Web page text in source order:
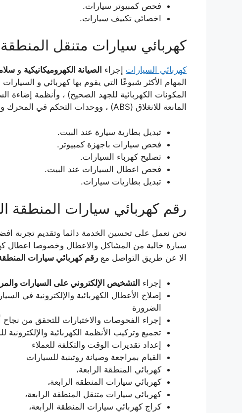
فحص كمبيوتر سيارات.
اخصائي تكييف سيارات.
كهربائي سيارات متنقل المنطقة
كهربائي السيارات إجراء الصيانة الكهروميكانيكية و
المهام الأكثر شيوعًا التي يقوم بها كهربائي و
المكونات الكهربائية للجهد الصحيح) ، وأنظمة إضاءة
المانعة للانغلاق (ABS) ، ووحدات التحكم في المحرك والدوائر ، وعلى المكونات المحوسبة الأخرى.
تبديل بطارية سيارة عند البيت.
فحص سيارات باجهزة كمبيوتر.
تصليح كهرباء السيارات.
فحص اعطال السيارات عند البيت.
تبديل بطاريات سيارات.
رقم كهربائي سيارات المنطقة
نحن نعمل على تحسين الخدمة دائما وتقديم تجربة
سيارة خالية من المشاكل والاعطال وخصوصا اعطال
الا عن طريق التواصل مع رقم كهربائي سيارات
إجراء التشخيص الإلكتروني على السيارات
إصلاح الأعطال الكهربائية والإلكترونية في
الضرورة
إجراء الفحوصات والاختبارات للتحقق من نجاح
تجميع وتركيب الأنظمة الكهربائية والإلكترونية
إعداد تقديرات الوقت والتكلفة للعملاء
القيام بمراجعة وصيانة روتينية للسيارات
كهربائي المنطقة الرابعة،
كهربائي سيارات المنطقة الرابعة،
كهربائي سيارات متنقل المنطقة الرابعة،
كراج كهربائي سيارات المنطقة الرابعة،